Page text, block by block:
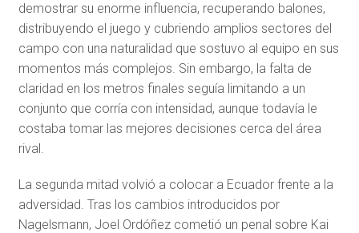
demostrar su enorme influencia, recuperando balones,
distribuyendo el juego y cubriendo amplios sectores del
campo con una naturalidad que sostuvo al equipo en sus
momentos más complejos. Sin embargo, la falta de
claridad en los metros finales seguía limitando a un
conjunto que corría con intensidad, aunque todavía le
costaba tomar las mejores decisiones cerca del área
rival.
La segunda mitad volvió a colocar a Ecuador frente a la
adversidad. Tras los cambios introducidos por
Nagelsmann, Joel Ordóñez cometió un penal sobre Kai